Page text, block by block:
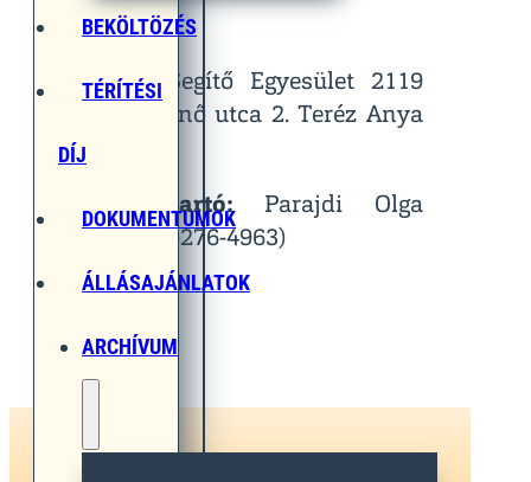
BEKÖLTÖZÉS
TÉRÍTÉSI
DÍJ
DOKUMENTUMOK
ÁLLÁSAJÁNLATOK
ARCHÍVUM
Helyszín:
Egymást Segítő Egyesület 2119
Pécel, Pihenő utca 2. Teréz Anya
Terem
Kapcsolattartó:Parajdi Olga
(Tel.: 06-30-276-4963)